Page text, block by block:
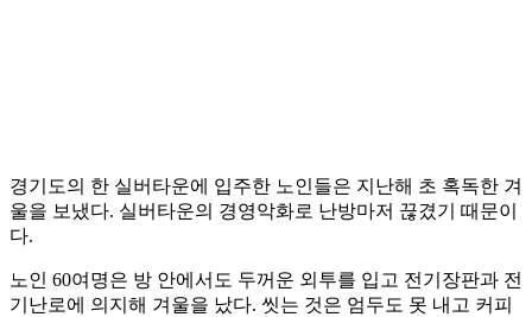
경기도의 한 실버타운에 입주한 노인들은 지난해 초 혹독한 겨
울을 보냈다. 실버타운의 경영악화로 난방마저 끊겼기 때문이
다.
노인 60여명은 방 안에서도 두꺼운 외투를 입고 전기장판과 전
기난로에 의지해 겨울을 났다. 씻는 것은 엄두도 못 내고 커피